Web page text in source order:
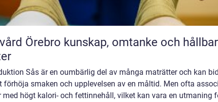
kunskap, omtanke och hållbara
Sås är en oumbärlig del av många maträtter och kan
förhöja smaken och upplevelsen av en måltid. Men ofta
med högt kalori- och fettinnehåll, vilket kan vara en utmaning